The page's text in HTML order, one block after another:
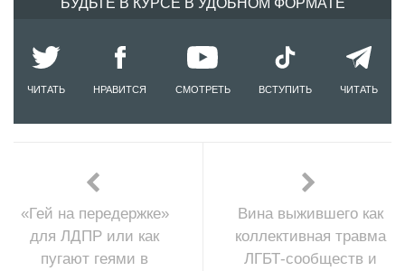
БУДЬТЕ В КУРСЕ В УДОБНОМ ФОРМАТЕ
ЧИТАТЬ НРАВИТСЯ СМОТРЕТЬ ВСТУПИТЬ ЧИТАТЬ
«Гей на передержке»
для ЛДПР или как
пугают геями в
Вина выжившего как
коллективная травма
ЛГБТ-сообществ и